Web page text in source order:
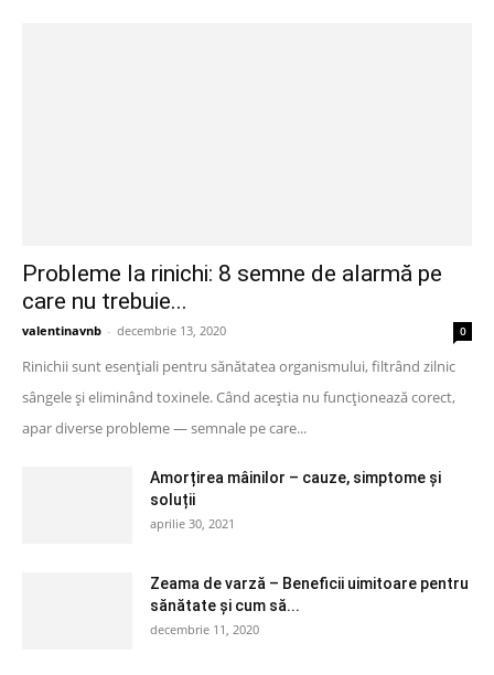
Probleme la rinichi: 8 semne de alarmă pe
care nu trebuie...
valentinavnb - decembrie 13, 2020 0
Rinichii sunt esențiali pentru sănătatea organismului, filtrând zilnic
sângele și eliminând toxinele. Când aceștia nu funcționează corect,
apar diverse probleme — semnale pe care...
Amorțirea mâinilor – cauze, simptome și
soluții
aprilie 30, 2021
Zeama de varză – Beneficii uimitoare pentru
sănătate și cum să...
decembrie 11, 2020